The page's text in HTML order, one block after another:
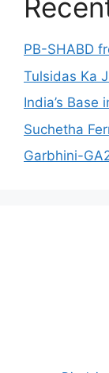
PB-SHABD
Tulsidas Ka
India’s Base
Suchetha
Garbhini-